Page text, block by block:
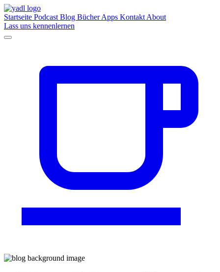
Startseite Podcast Blog BücherApps Kontakt About
Lass uns kennenlernen